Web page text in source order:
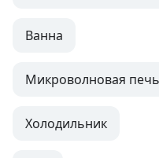
Ванна
Микроволновая печь
Холодильник